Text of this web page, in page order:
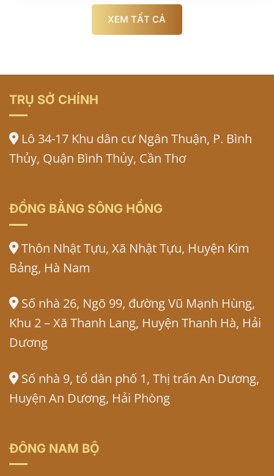
XEM TẤT CẢ
TRỤ SỞ CHÍNH
Lô 34-17 Khu dân cư Ngân Thuận, P. Bình
Thủy, Quận Bình Thủy, Cần Thơ
ĐỒNG BẰNG SÔNG HỒNG
Thôn Nhật Tựu, Xã Nhật Tựu, Huyện Kim
Bảng, Hà Nam
Số nhà 26, Ngõ 99, đường Vũ Mạnh Hùng,
Khu 2 – Xã Thanh Lang, Huyện Thanh Hà, Hải
Dương
Số nhà 9, tổ dân phố 1, Thị trấn An Dương,
Huyện An Dương, Hải Phòng
ĐÔNG NAM BỘ